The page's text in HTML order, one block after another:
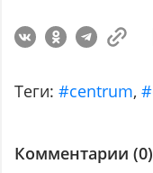
Теги: #centrum,
Комментарии (0)